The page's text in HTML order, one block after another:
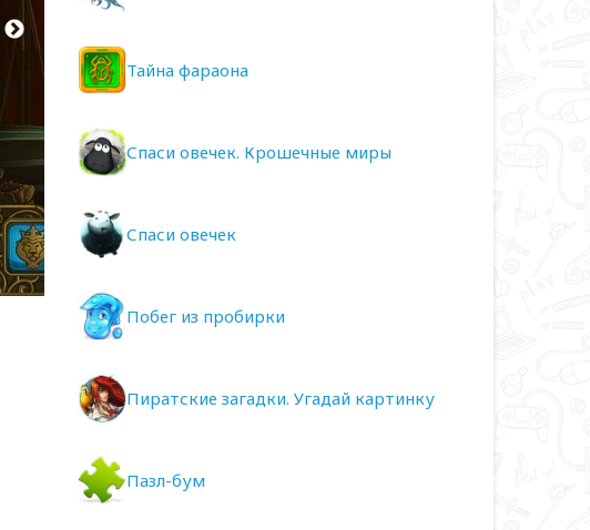
Тайна фараона
Спаси овечек. Крошечные миры
Спаси овечек
Побег из пробирки
Пиратские загадки. Угадай картинку
Пазл-бум